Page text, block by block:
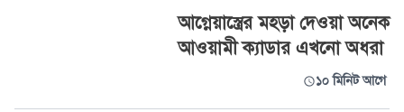
আগ্নেয়াস্ত্রের মহড়া দেওয়া অনেক
আওয়ামী ক্যাডার এখনো অধরা
১০ মিনিট আগে